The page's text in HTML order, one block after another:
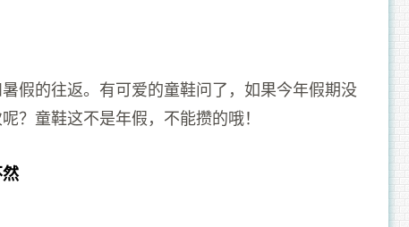
假的往返。有可爱的童鞋问了，如果今年假期没
？童鞋这不是年假，不能攒的哦！